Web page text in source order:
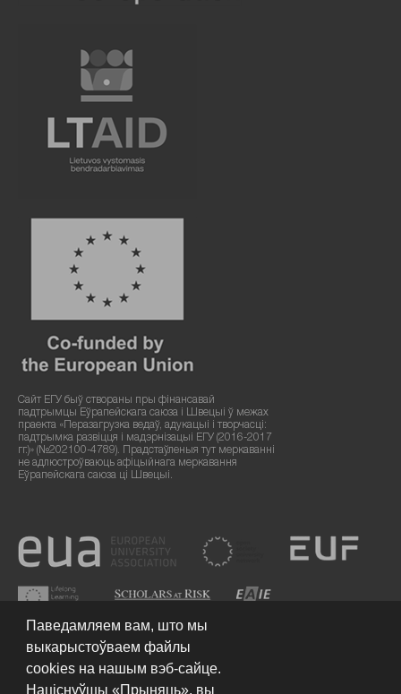
Сайт ЕГУ быў створаны пры фінансавай
падтрымцы Еўрапейскага саюза і Швецыі ў межах
праекта «Перазагрузка ведаў, адукацыі і творчасці:
падтрымка развіцця і мадэрнізацыі ЕГУ (2016-2017
гг.)» (№202100-4789). Прадстаўленыя тут меркаванні
не адлюстроўваюць афіцыйнага меркавання
Еўрапейскага саюза ці Швецыі.
Паведамляем вам, што мы
выкарыстоўваем файлы
cookies на нашым вэб-сайце.
Націснуўшы «Прыняць», вы